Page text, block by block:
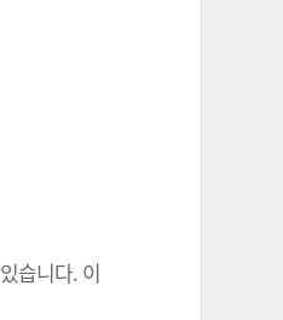
습니다. 이